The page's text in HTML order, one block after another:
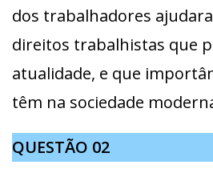
dos trabalhadores
direitos trabalhistas que
atualidade, e que
têm na sociedade
QUESTÃO 02